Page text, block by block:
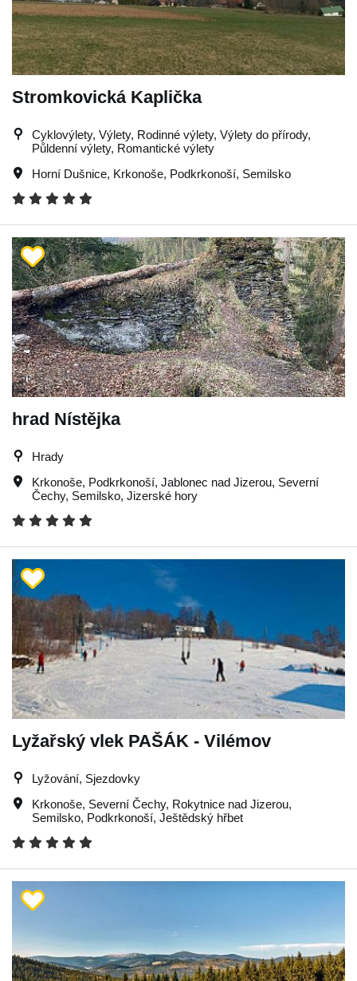
Stromkovická Kaplička
Cyklovýlety, Výlety, Rodinné výlety, Výlety do přírody,
Půldenní výlety, Romantické výlety
Horní Dušnice, Krkonoše, Podkrkonoší, Semilsko
hrad Nístějka
Hrady
Krkonoše, Podkrkonoší, Jablonec nad Jizerou, Severní
Čechy, Semilsko, Jizerské hory
Lyžařský vlek PAŠÁK - Vilémov
Lyžování, Sjezdovky
Krkonoše, Severní Čechy, Rokytnice nad Jizerou,
Semilsko, Podkrkonoší, Ještědský hřbet